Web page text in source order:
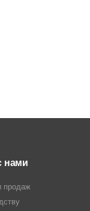
нами
продаж